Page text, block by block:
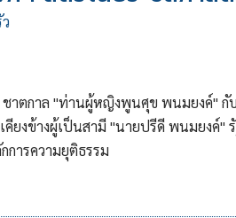
าตกาล "ท่านผู้หญิงพูนศุข พนมยงค์" กั
คียงข้างผู้เป็นสามี "นายปรีดี พนมยงค์"
ารความยุติธรรม